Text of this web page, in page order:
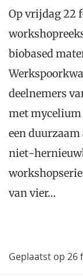
Op vrijdag 22
biobased
deelnemers
met mycelium
een
niet-
van vier…
Geplaatst op 26